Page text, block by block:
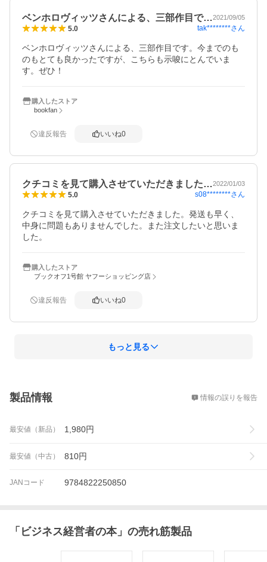
ベンホロヴィッツさんによる、三部作目で…2021/09/05
5.0 tak********さん
ベンホロヴィッツさんによる、三部作目です。今までのも
のもとても良かったですが、こちらも示唆にとんでいま
す。ぜひ！
購入したストア
bookfan
違反報告 いいね0
クチコミを見て購入させていただきました…2022/01/03
5.0 s08********さん
クチコミを見て購入させていただきました。発送も早く、
中身に問題もありませんでした。また注文したいと思いま
した。
購入したストア
ブックオフ1号館 ヤフーショッピング店
違反報告 いいね0
もっと見る
製品情報 情報の誤りを報告
最安値（新品） 1,980円
最安値（中古） 810円
JANコード 9784822250850
「 ビジネス経営者の本」の売れ筋製品